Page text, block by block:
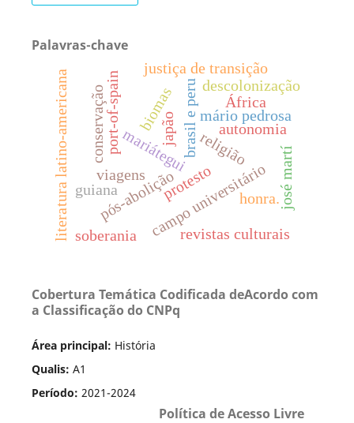
Palavras-chave
protesto
campo universitário
brasil e perumário pedrosa
mariátegui
port-of-spain
pós-abolição
revistas culturais
religião
viagens
japão
justiça de transição
guiana
autonomia
honra.
literatura latino-americana biomas
conservação
josé martí
soberania
África
descolonização
Cobertura Temática Codificada deAcordo com
a Classificação do CNPq
Área principal: História
Qualis: A1
Período: 2021-2024
Política de Acesso Livre